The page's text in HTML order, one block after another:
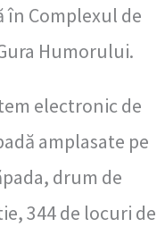
în Complexul de
Humorului.
electronic de
amplasate pe
drum de
344 de locuri de